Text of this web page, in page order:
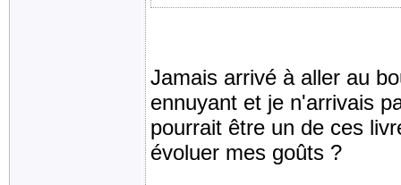
Jamais arrivé à aller au
ennuyant et je n'arrivais
pourrait être un de ces
évoluer mes goûts ?